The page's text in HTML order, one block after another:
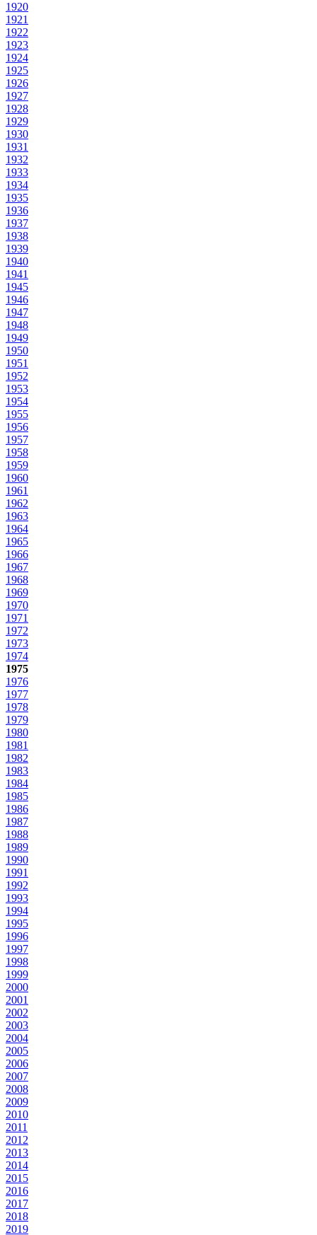
1920
1921
1922
1923
1924
1925
1926
1927
1928
1929
1930
1931
1932
1933
1934
1935
1936
1937
1938
1939
1940
1941
1945
1946
1947
1948
1949
1950
1951
1952
1953
1954
1955
1956
1957
1958
1959
1960
1961
1962
1963
1964
1965
1966
1967
1968
1969
1970
1971
1972
1973
1974
1975
1976
1977
1978
1979
1980
1981
1982
1983
1984
1985
1986
1987
1988
1989
1990
1991
1992
1993
1994
1995
1996
1997
1998
1999
2000
2001
2002
2003
2004
2005
2006
2007
2008
2009
2010
2011
2012
2013
2014
2015
2016
2017
2018
2019